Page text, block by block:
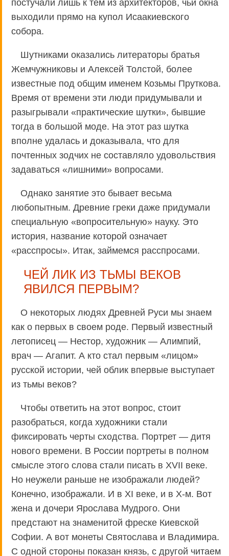
постучали лишь к тем из архитекторов, чьи окна
выходили прямо на купол Исаакиевского
собора.
Шутниками оказались литераторы братья
Жемчужниковы и Алексей Толстой, более
известные под общим именем Козьмы Пруткова.
Время от времени эти люди придумывали и
разыгрывали «практические шутки», бывшие
тогда в большой моде. На этот раз шутка
вполне удалась и доказывала, что для
почтенных зодчих не составляло удовольствия
задаваться «лишними» вопросами.
Однако занятие это бывает весьма
любопытным. Древние греки даже придумали
специальную «вопросительную» науку. Это
история, название которой означает
«расспросы». Итак, займемся расспросами.
ЧЕЙ ЛИК ИЗ ТЬМЫ ВЕКОВ
ЯВИЛСЯ ПЕРВЫМ?
О некоторых людях Древней Руси мы знаем
как о первых в своем роде. Первый известный
летописец — Нестор, художник — Алимпий,
врач — Агапит. А кто стал первым «лицом»
русской истории, чей облик впервые выступает
из тьмы веков?
Чтобы ответить на этот вопрос, стоит
разобраться, когда художники стали
фиксировать черты сходства. Портрет — дитя
нового времени. В России портреты в полном
смысле этого слова стали писать в XVII веке.
Но неужели раньше не изображали людей?
Конечно, изображали. И в XI веке, и в Х-м. Вот
жена и дочери Ярослава Мудрого. Они
предстают на знаменитой фреске Киевской
Софии. А вот монеты Святослава и Владимира.
С одной стороны показан князь, с другой читаем